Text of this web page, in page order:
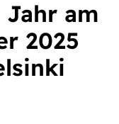
am
2025